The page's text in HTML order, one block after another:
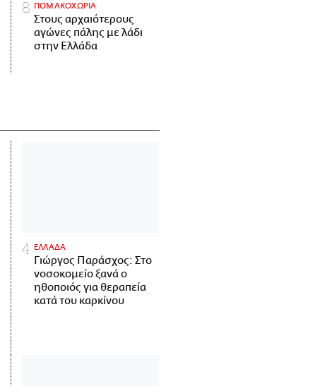
ΠΟΜΑΚΟΧΩΡΙΑ
Στους αρχαιότερους
αγώνες πάλης με λάδι
στην Ελλάδα
ΕΛΛΑΔΑ
Γιώργος Παράσχος: Στο
νοσοκομείο ξανά ο
ηθοποιός για θεραπεία
κατά του καρκίνου